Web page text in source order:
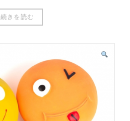
続きを読む